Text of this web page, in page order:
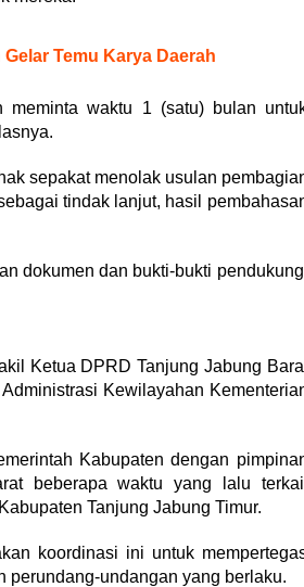
Temu Karya Daerah
waktu 1 (satu) bulan
sepakat menolak usulan
tindak lanjut, hasil
dokumen dan bukti-bukti
Ketua DPRD Tanjung Jabung
Kewilayahan
Kabupaten dengan
beberapa waktu yang lalu
Tanjung Jabung Timur.
koordinasi ini untuk
perundang-undangan yang berlaku.